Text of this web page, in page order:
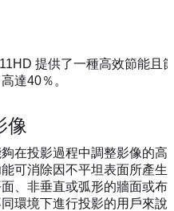
提供了一種高效節能且
達40％。
像
在投影過程中調整影像的高
可消除因不平坦表面所產生
、非垂直或弧形的牆面或布
環境下進行投影的用戶來說